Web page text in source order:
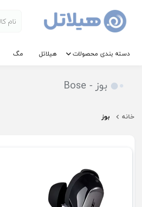
دسته بندی محصولات هیلاتل مگ
بوز - Bose
خانه بوز